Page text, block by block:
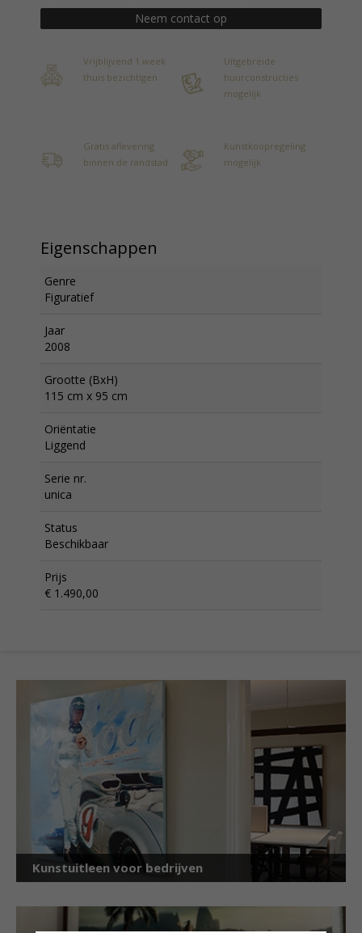
Neem contact op
Vrijblijvend 1 week
thuis bezichtigen
Uitgebreide
huurconstructies
mogelijk
Gratis aflevering
binnen de randstad
Kunstkoopregeling
mogelijk
Eigenschappen
Genre
Figuratief
Jaar
2008
Grootte (BxH)
115 cm x 95 cm
Oriëntatie
Liggend
Serie nr.
unica
Status
Beschikbaar
Prijs
€ 1.490,00
Kunstuitleen voor bedrijven